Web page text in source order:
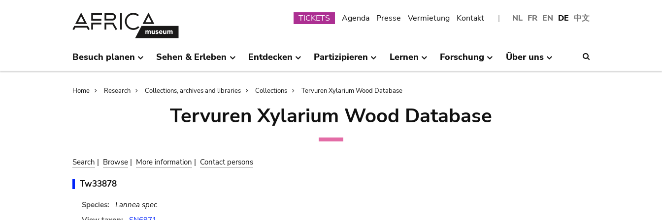
NL FR EN DE 中文
Submenu
TICKETS Agenda Presse Vermietung Kontakt
Besuch planen Sehen & Erleben Entdecken Partizipieren Lernen Forschung Über uns
Breadcrumb
Home Research Collections, archives and libraries Collections Tervuren Xylarium Wood Database
Tervuren Xylarium Wood Database
Search | Browse | More information | Contact persons
Tw33878
Species:
Lannea spec.